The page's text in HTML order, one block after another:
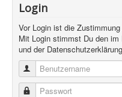
Login
Vor Login ist die
Mit Login stimmst Du den
und der
Benutzername
Passwort